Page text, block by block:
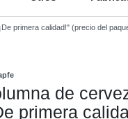
primera calidad!" (precio del
de
primera